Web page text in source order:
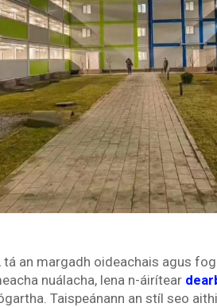
tá an margadh oideachais agus
nuálacha, lena n-áirítear
Taispeánann an stíl seo